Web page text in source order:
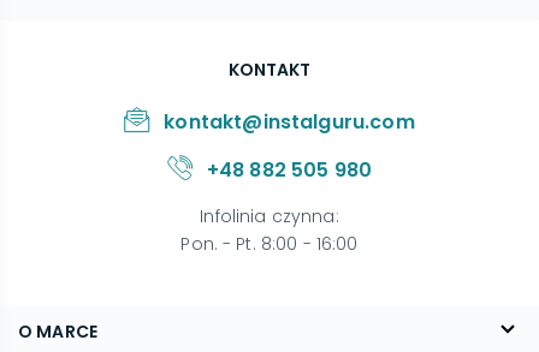
O MARCE
KONTAKT
kontakt@instalguru.com
+48 882 505 980
Infolinia czynna:
Pon. - Pt. 8:00 - 16:00